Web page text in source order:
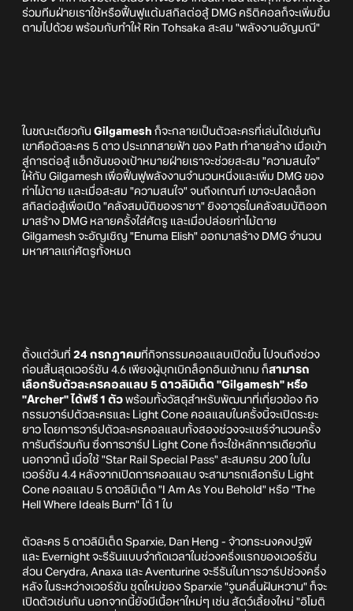
ร่วมทีมฝ่ายเราใช้หรือฟื้นฟูแต้มสกิลต่อสู้ DMG คริติคอลก็จะเพิ่มขึ้น
ตามไปด้วย พร้อมกับทำให้ Rin Tohsaka สะสม "พลังงานอัญมณี"
ในขณะเดียวกัน Gilgamesh ก็จะกลายเป็นตัวละครที่เล่นได้เช่นกัน
เขาคือตัวละคร 5 ดาว ประเภทสายฟ้า ของ Path ทำลายล้าง เมื่อเข้า
สู่การต่อสู้ แอ็กชันของเป้าหมายฝ่ายเราจะช่วยสะสม "ความสนใจ"
ให้กับ Gilgamesh เพื่อฟื้นฟูพลังงานจำนวนหนึ่งและเพิ่ม DMG ของ
ท่าไม้ตาย และเมื่อสะสม "ความสนใจ" จนถึงเกณฑ์ เขาจะปลดล็อก
สกิลต่อสู้เพื่อเปิด "คลังสมบัติของราชา" ยิงอาวุธในคลังสมบัติออก
มาสร้าง DMG หลายครั้งใส่ศัตรู และเมื่อปล่อยท่าไม้ตาย
Gilgamesh จะอัญเชิญ "Enuma Elish" ออกมาสร้าง DMG จำนวน
มหาศาลแก่ศัตรูทั้งหมด
ตั้งแต่วันที่ 24 กรกฎาคมที่กิจกรรมคอลแลบเปิดขึ้น ไปจนถึงช่วง
ก่อนสิ้นสุดเวอร์ชัน 4.6 เพียงผู้บุกเบิกล็อกอินเข้าเกม ก็สามารถ
เลือกรับตัวละครคอลแลบ 5 ดาวลิมิเต็ด "Gilgamesh" หรือ
"Archer" ได้ฟรี 1 ตัว พร้อมทั้งวัสดุสำหรับพัฒนาที่เกี่ยวข้อง กิจ
กรรมวาร์ปตัวละครและ Light Cone คอลแลบในครั้งนี้จะเปิดระยะ
ยาว โดยการวาร์ปตัวละครคอลแลบทั้งสองช่วงจะแชร์จำนวนครั้ง
การันตีร่วมกัน ซึ่งการวาร์ป Light Cone ก็จะใช้หลักการเดียวกัน
นอกจากนี้ เมื่อใช้ "Star Rail Special Pass" สะสมครบ 200 ใบใน
เวอร์ชัน 4.4 หลังจากเปิดการคอลแลบ จะสามารถเลือกรับ Light
Cone คอลแลบ 5 ดาวลิมิเต็ด "I Am As You Behold" หรือ "The
Hell Where Ideals Burn" ได้ 1 ใบ
ตัวละคร 5 ดาวลิมิเต็ด Sparxie, Dan Heng - จ้าวทระนงคงปฐพี
และ Evernight จะรีรันแบบจำกัดเวลาในช่วงครึ่งแรกของเวอร์ชัน
ส่วน Cerydra, Anaxa และ Aventurine จะรีรันในการวาร์ปช่วงครึ่ง
หลัง ในระหว่างเวอร์ชัน ชุดใหม่ของ Sparxie "จูนคลื่นฝันหวาน" ก็จะ
เปิดตัวเช่นกัน นอกจากนี้ยังมีเนื้อหาใหม่ๆ เช่น สัตว์เลี้ยงใหม่ "อิโมติ